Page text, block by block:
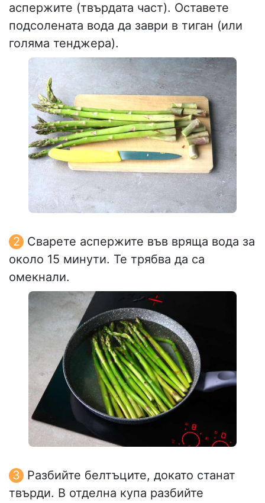
аспержите (твърдата част). Оставете
подсолената вода да заври в тиган (или
голяма тенджера).
Сварете аспержите във вряща вода за
около 15 минути. Те трябва да са
омекнали.
Разбийте белтъците, докато станат
твърди. В отделна купа разбийте